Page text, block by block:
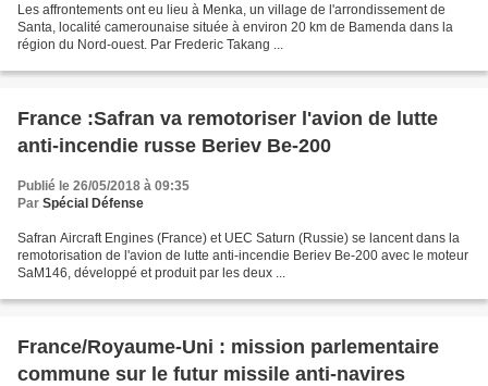
Les affrontements ont eu lieu à Menka, un village de l'arrondissement de
Santa, localité camerounaise située à environ 20 km de Bamenda dans la
région du Nord-ouest. Par Frederic Takang ...
France :Safran va remotoriser l'avion de lutte
anti-incendie russe Beriev Be-200
Publié le 26/05/2018 à 09:35
Par Spécial Défense
Safran Aircraft Engines (France) et UEC Saturn (Russie) se lancent dans la
remotorisation de l'avion de lutte anti-incendie Beriev Be-200 avec le moteur
SaM146, développé et produit par les deux ...
France/Royaume-Uni : mission parlementaire
commune sur le futur missile anti-navires